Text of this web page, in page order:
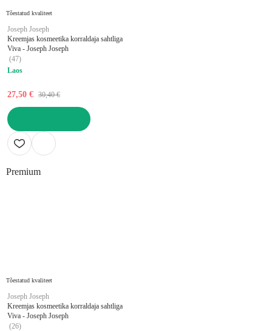
Tõestatud kvaliteet
Joseph Joseph
Kreemjas kosmeetika korraldaja sahtliga
Viva - Joseph Joseph
(47)
Laos
27,50 € 30,40 €
LISA OSTUKORVI
Premium
Tõestatud kvaliteet
Joseph Joseph
Kreemjas kosmeetika korraldaja sahtliga
Viva - Joseph Joseph
(26)